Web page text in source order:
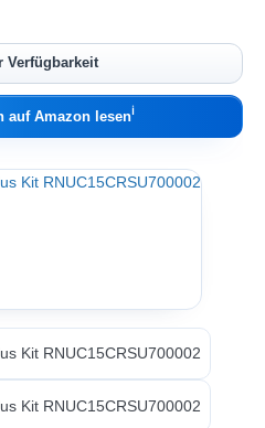
Verfügbarkeit
auf Amazon lesenℹ︎